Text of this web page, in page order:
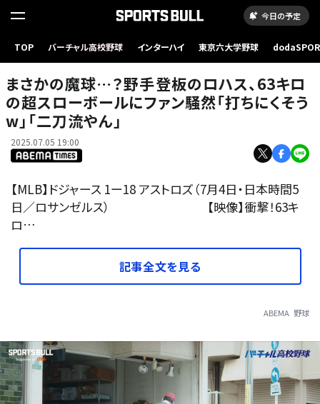
今日の予定
TOP バーチャル高校野球 インターハイ 東京六大学野球
w」「二刀流やん」
まさかの魔球…？野手登板のロハス、63キロ
の超スローボールにファン騒然「打ちにくそう
w」「二刀流やん」
2025.07.05 19:00
【MLB】ドジャース 1ー18 アストロズ（7月4日・日本時間5
日／ロサンゼルス） 【映像】衝撃！63キ
ロ…
記事全文を見る
ABEMA 野球